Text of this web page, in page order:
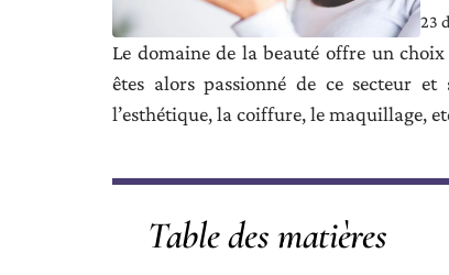
23
Le domaine de la beauté offre un
êtes alors passionné de ce secteur
l’esthétique, la coiffure, le maquillage,
Table des matières